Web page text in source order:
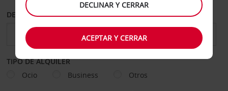
DESDE HASTA
TIPO DE ALQUILER
Ocio
Business Otros
DECLINAR Y CERRAR
ACEPTAR Y CERRAR